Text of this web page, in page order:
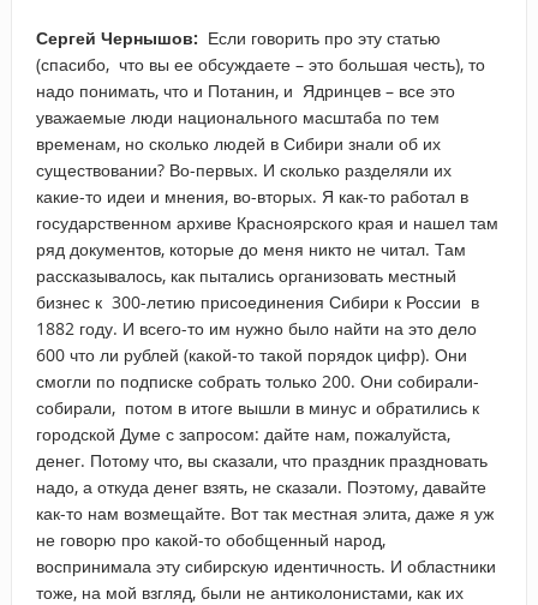
Сергей Чернышов: Если говорить про эту статью
(спасибо, что вы ее обсуждаете – это большая честь), то
надо понимать, что и Потанин, и Ядринцев – все это
уважаемые люди национального масштаба по тем
временам, но сколько людей в Сибири знали об их
существовании? Во-первых. И сколько разделяли их
какие-то идеи и мнения, во-вторых. Я как-то работал в
государственном архиве Красноярского края и нашел там
ряд документов, которые до меня никто не читал. Там
рассказывалось, как пытались организовать местный
бизнес к 300-летию присоединения Сибири к России в
1882 году. И всего-то им нужно было найти на это дело
600 что ли рублей (какой-то такой порядок цифр). Они
смогли по подписке собрать только 200. Они собирали-
собирали, потом в итоге вышли в минус и обратились к
городской Думе с запросом: дайте нам, пожалуйста,
денег. Потому что, вы сказали, что праздник праздновать
надо, а откуда денег взять, не сказали. Поэтому, давайте
как-то нам возмещайте. Вот так местная элита, даже я уж
не говорю про какой-то обобщенный народ,
воспринимала эту сибирскую идентичность. И областники
тоже, на мой взгляд, были не антиколонистами, как их